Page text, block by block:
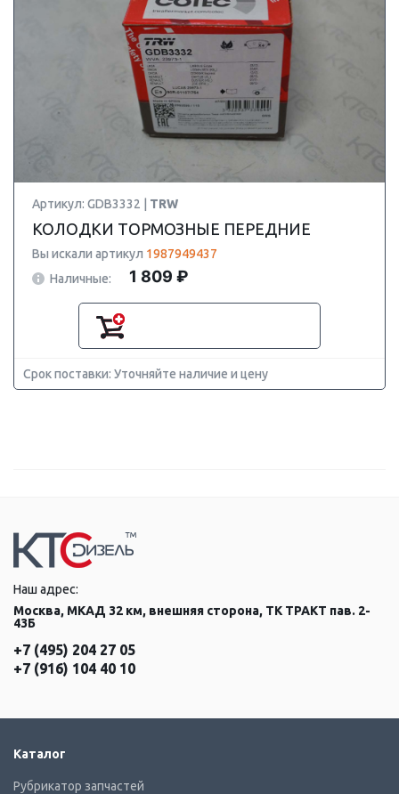
Артикул: GDB3332 | TRW
КОЛОДКИ ТОРМОЗНЫЕ ПЕРЕДНИЕ
Вы искали артикул 1987949437
Наличные:
1 809 ₽
Срок поставки: Уточняйте наличие и цену
Наш адрес:
Москва, МКАД 32 км, внешняя сторона, ТК ТРАКТ пав. 2-
43Б
+7 (495) 204 27 05
+7 (916) 104 40 10
Каталог
Рубрикатор запчастей